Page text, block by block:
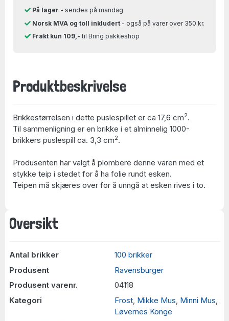
Oversikt
Antal brikker
100 brikker
Produsent
Ravensburger
Produsent varenr.
04118
Kategori
Frost Mikke Mus Minni Mus
Løvernes Konge
På lager - sendes på mandag
Norsk MVA og toll inkludert- også på varer over 350 kr.
Frakt kun 109,- til Bring pakkeshop
Produktbeskrivelse
Brikkestørrelsen i dette puslespillet er ca 17,6 cm2.
Til sammenligning er en brikke i et alminnelig 1000-
brikkers puslespill ca. 3,3 cm2.
Produsenten har valgt å plombere denne varen med et
stykke teip i stedet for å ha folie rundt esken.
Teipen må skjæres over for å unngå at esken rives i to.